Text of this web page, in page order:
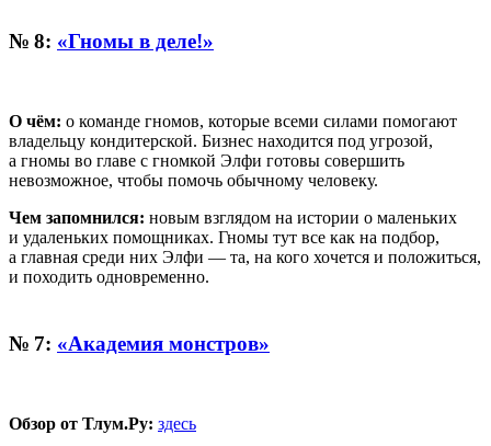
№ 8: «Гномы в деле!»
О чём: о команде гномов, которые всеми силами помогают
владельцу кондитерской. Бизнес находится под угрозой,
а гномы во главе с гномкой Элфи готовы совершить
невозможное, чтобы помочь обычному человеку.
Чем запомнился: новым взглядом на истории о маленьких
и удаленьких помощниках. Гномы тут все как на подбор,
а главная среди них Элфи — та, на кого хочется и положиться,
и походить одновременно.
№ 7: «Академия монстров»
Обзор от Тлум.Ру: здесь